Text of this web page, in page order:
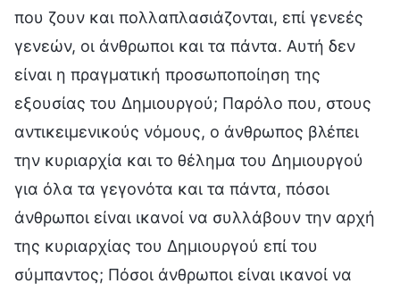
που ζουν και πολλαπλασιάζονται, επί γενεές
γενεών, οι άνθρωποι και τα πάντα. Αυτή δεν
είναι η πραγματική προσωποποίηση της
εξουσίας του Δημιουργού; Παρόλο που, στους
αντικειμενικούς νόμους, ο άνθρωπος βλέπει
την κυριαρχία και το θέλημα του Δημιουργού
για όλα τα γεγονότα και τα πάντα, πόσοι
άνθρωποι είναι ικανοί να συλλάβουν την αρχή
της κυριαρχίας του Δημιουργού επί του
σύμπαντος; Πόσοι άνθρωποι είναι ικανοί να